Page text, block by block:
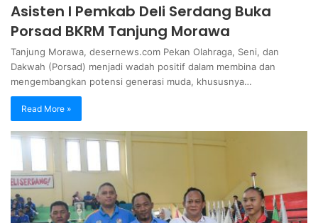
Asisten I Pemkab Deli Serdang Buka
Porsad BKRM Tanjung Morawa
Tanjung Morawa, desernews.com Pekan Olahraga, Seni, dan
Dakwah (Porsad) menjadi wadah positif dalam membina dan
mengembangkan potensi generasi muda, khususnya…
Read More »